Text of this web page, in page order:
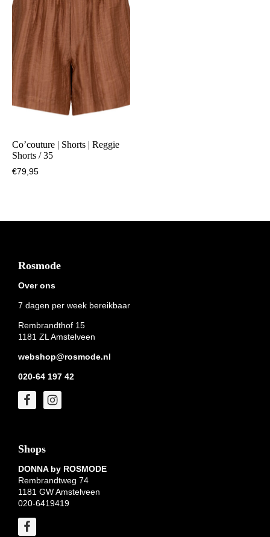
Co’couture | Shorts | Reggie
Shorts / 35
€79,95
Footer
Rosmode
Over ons
7 dagen per week bereikbaar
Rembrandthof 15
1181 ZL Amstelveen
webshop@rosmode.nl
020-64 197 42
Shops
DONNA by ROSMODE
Rembrandtweg 74
1181 GW Amstelveen
020-6419419